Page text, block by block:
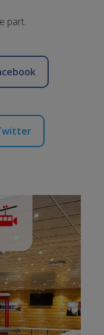
part.